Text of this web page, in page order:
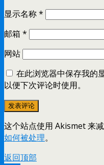
显示名称*
邮箱 *
网站
在此浏览器中保存我的
以便下次评论时使用。
这个站点使用 Akismet 来减
如何被处理。
返回顶部